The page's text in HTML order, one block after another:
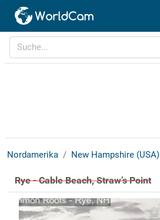
Nordamerika New Hampshire (USA)
Rye - Cable Beach, Straw’s Point